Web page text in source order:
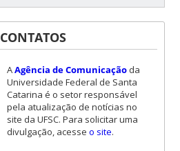
CONTATOS
AAgência de Comunicaçãoda
Universidade Federal de Santa
Catarina é o setor responsável
pela atualização de notícias no
site da UFSC. Para solicitar uma
divulgação, acesse o site.